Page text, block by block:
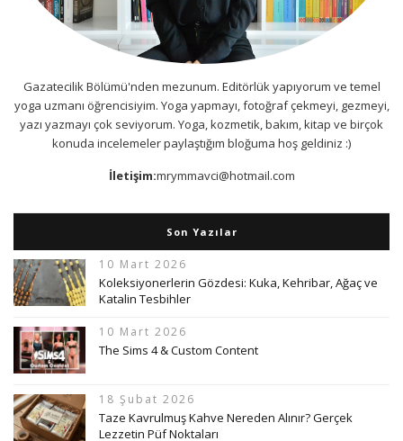
Gazatecilik Bölümü'nden mezunum. Editörlük yapıyorum ve temel
yoga uzmanı öğrencisiyim. Yoga yapmayı, fotoğraf çekmeyi, gezmeyi,
yazı yazmayı çok seviyorum. Yoga, kozmetik, bakım, kitap ve birçok
konuda incelemeler paylaştığım bloğuma hoş geldiniz :)
İletişim:mrymmavci@hotmail.com
Son Yazılar
10 Mart 2026
Koleksiyonerlerin Gözdesi: Kuka, Kehribar, Ağaç ve
Katalin Tesbihler
10 Mart 2026
The Sims 4 & Custom Content
18 Şubat 2026
Taze Kavrulmuş Kahve Nereden Alınır? Gerçek
Lezzetin Püf Noktaları